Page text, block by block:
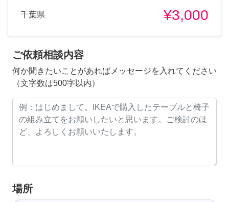
千葉県 ¥3,000
ご依頼相談内容
何か聞きたいことがあればメッセージを入れてください
（文字数は500字以内）
場所